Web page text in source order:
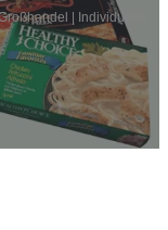
| Individuelle